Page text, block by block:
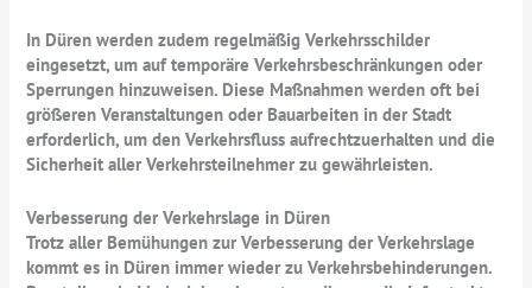
In Düren werden zudem regelmäßig Verkehrsschilder
eingesetzt, um auf temporäre Verkehrsbeschränkungen oder
Sperrungen hinzuweisen. Diese Maßnahmen werden oft bei
größeren Veranstaltungen oder Bauarbeiten in der Stadt
erforderlich, um den Verkehrsfluss aufrechtzuerhalten und die
Sicherheit aller Verkehrsteilnehmer zu gewährleisten.
Verbesserung der Verkehrslage in Düren
Trotz aller Bemühungen zur Verbesserung der Verkehrslage
kommt es in Düren immer wieder zu Verkehrsbehinderungen.